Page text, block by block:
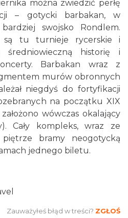
można zwiedzić perłę
– gotycki barbakan, w
swojsko Rondlem.
są tu turnieje rycerskie i
średniowieczną historię i
Barbakan wraz z
murów obronnych
niegdyś do fortyfikacji
na początku XIX
wówczas okalający
Cały kompleks, wraz ze
bramy neogotycką
jednego biletu.
Zauważyłeś błąd w treści? ZGŁOŚ